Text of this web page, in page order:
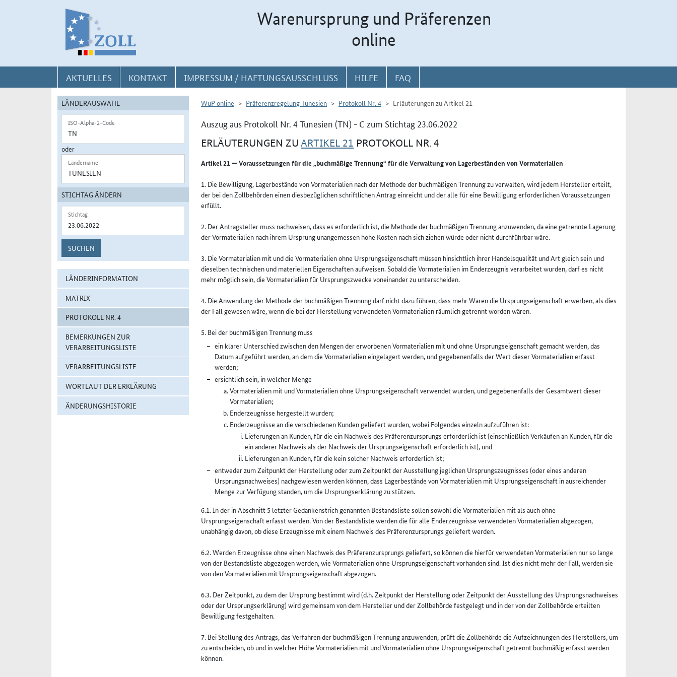
Warenursprung und Präferenzen
online
AKTUELLES KONTAKT IMPRESSUM / HAFTUNGSAUSSCHLUSS HILFE FAQ
LÄNDERAUSWAHL
ISO-Alpha-2-Code
oder
Ländername
STICHTAG ÄNDERN
Stichtag
SUCHEN
LÄNDERINFORMATION
MATRIX
PROTOKOLL NR. 4
BEMERKUNGEN ZUR
VERARBEITUNGSLISTE
VERARBEITUNGSLISTE
WORTLAUT DER ERKLÄRUNG
ÄNDERUNGSHISTORIE
WuP online Präferenzregelung Tunesien Protokoll Nr. 4 Erläuterungen zu Artikel 21
Auszug aus Protokoll Nr. 4 Tunesien (TN) - C zum Stichtag 23.06.2022
ERLÄUTERUNGEN ZU ARTIKEL 21 PROTOKOLL NR. 4
Artikel 21 — Voraussetzungen für die „buchmäßige Trennung“ für die Verwaltung von Lagerbeständen von Vormaterialien
1. Die Bewilligung, Lagerbestände von Vormaterialien nach der Methode der buchmäßigen Trennung zu verwalten, wird jedem Hersteller erteilt,
der bei den Zollbehörden einen diesbezüglichen schriftlichen Antrag einreicht und der alle für eine Bewilligung erforderlichen Voraussetzungen
erfüllt.
2. Der Antragsteller muss nachweisen, dass es erforderlich ist, die Methode der buchmäßigen Trennung anzuwenden, da eine getrennte Lagerung
der Vormaterialien nach ihrem Ursprung unangemessen hohe Kosten nach sich ziehen würde oder nicht durchführbar wäre.
3. Die Vormaterialien mit und die Vormaterialien ohne Ursprungseigenschaft müssen hinsichtlich ihrer Handelsqualität und Art gleich sein und
dieselben technischen und materiellen Eigenschaften aufweisen. Sobald die Vormaterialien im Enderzeugnis verarbeitet wurden, darf es nicht
mehr möglich sein, die Vormaterialien für Ursprungszwecke voneinander zu unterscheiden.
4. Die Anwendung der Methode der buchmäßigen Trennung darf nicht dazu führen, dass mehr Waren die Ursprungseigenschaft erwerben, als dies
der Fall gewesen wäre, wenn die bei der Herstellung verwendeten Vormaterialien räumlich getrennt worden wären.
5. Bei der buchmäßigen Trennung muss
ein klarer Unterschied zwischen den Mengen der erworbenen Vormaterialien mit und ohne Ursprungseigenschaft gemacht werden, das
Datum aufgeführt werden, an dem die Vormaterialien eingelagert werden, und gegebenenfalls der Wert dieser Vormaterialien erfasst
werden;
ersichtlich sein, in welcher Menge
Vormaterialien mit und Vormaterialien ohne Ursprungseigenschaft verwendet wurden, und gegebenenfalls der Gesamtwert dieser
Vormaterialien;
Enderzeugnisse hergestellt wurden;
Enderzeugnisse an die verschiedenen Kunden geliefert wurden, wobei Folgendes einzeln aufzuführen ist:
Lieferungen an Kunden, für die ein Nachweis des Präferenzursprungs erforderlich ist (einschließlich Verkäufen an Kunden, für die
ein anderer Nachweis als der Nachweis der Ursprungseigenschaft erforderlich ist), und
Lieferungen an Kunden, für die kein solcher Nachweis erforderlich ist;
entweder zum Zeitpunkt der Herstellung oder zum Zeitpunkt der Ausstellung jeglichen Ursprungszeugnisses (oder eines anderen
Ursprungsnachweises) nachgewiesen werden können, dass Lagerbestände von Vormaterialien mit Ursprungseigenschaft in ausreichender
Menge zur Verfügung standen, um die Ursprungserklärung zu stützen.
6.1. In der in Abschnitt 5 letzter Gedankenstrich genannten Bestandsliste sollen sowohl die Vormaterialien mit als auch ohne
Ursprungseigenschaft erfasst werden. Von der Bestandsliste werden die für alle Enderzeugnisse verwendeten Vormaterialien abgezogen,
unabhängig davon, ob diese Erzeugnisse mit einem Nachweis des Präferenzursprungs geliefert werden.
6.2. Werden Erzeugnisse ohne einen Nachweis des Präferenzursprungs geliefert, so können die hierfür verwendeten Vormaterialien nur so lange
von der Bestandsliste abgezogen werden, wie Vormaterialien ohne Ursprungseigenschaft vorhanden sind. Ist dies nicht mehr der Fall, werden sie
von den Vormaterialien mit Ursprungseigenschaft abgezogen.
6.3. Der Zeitpunkt, zu dem der Ursprung bestimmt wird (d.h. Zeitpunkt der Herstellung oder Zeitpunkt der Ausstellung des Ursprungsnachweises
oder der Ursprungserklärung) wird gemeinsam von dem Hersteller und der Zollbehörde festgelegt und in der von der Zollbehörde erteilten
Bewilligung festgehalten.
7. Bei Stellung des Antrags, das Verfahren der buchmäßigen Trennung anzuwenden, prüft die Zollbehörde die Aufzeichnungen des Herstellers, um
zu entscheiden, ob und in welcher Höhe Vormaterialien mit und Vormaterialien ohne Ursprungseigenschaft getrennt buchmäßig erfasst werden
können.